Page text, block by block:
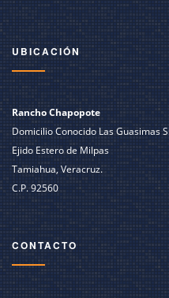
UBICACIÓN
Rancho Chapopote
Domicilio Conocido Las Guasimas
Ejido Estero de Milpas
Tamiahua, Veracruz.
C.P. 92560
CONTACTO